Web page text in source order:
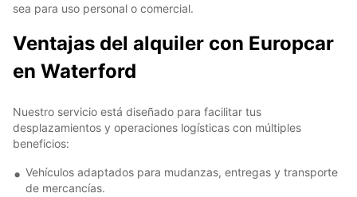
sea para uso personal o comercial.
Ventajas del alquiler con Europcar
en Waterford
Nuestro servicio está diseñado para facilitar tus
desplazamientos y operaciones logísticas con múltiples
beneficios:
Vehículos adaptados para mudanzas, entregas y transporte
de mercancías.